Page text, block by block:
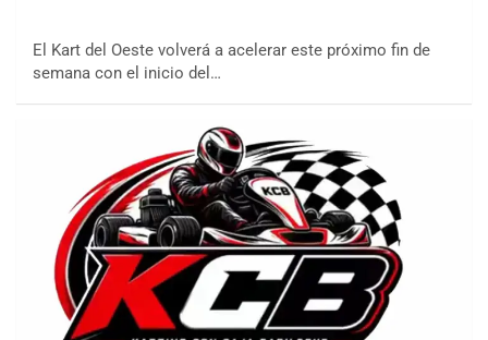
El Kart del Oeste volverá a acelerar este próximo fin de
semana con el inicio del…